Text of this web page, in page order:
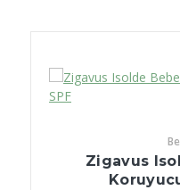
Zigavus